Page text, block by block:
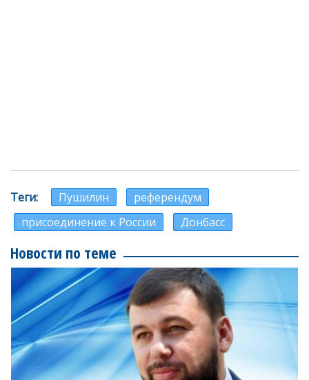
Теги Пушилин
референдум
присоединение к России
Донбасс
Новости по теме